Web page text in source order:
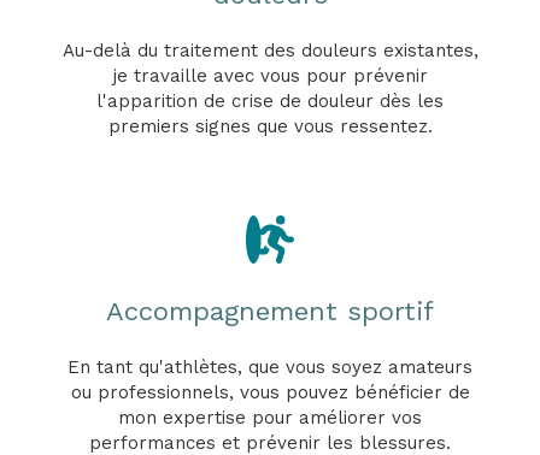
Au-delà du traitement des douleurs existantes,
je travaille avec vous pour prévenir
l'apparition de crise de douleur dès les
premiers signes que vous ressentez.
Accompagnement sportif
En tant qu'athlètes, que vous soyez amateurs
ou professionnels, vous pouvez bénéficier de
mon expertise pour améliorer vos
performances et prévenir les blessures.